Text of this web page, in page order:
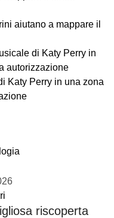
aiutano a mappare il
di Katy Perry in
autorizzazione
riscoperta